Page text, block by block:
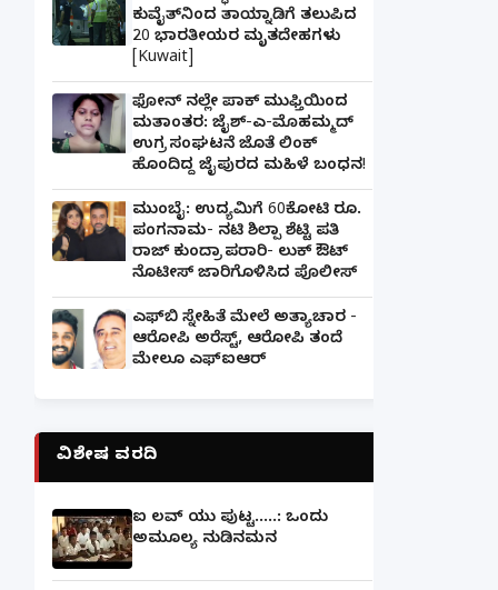
ಕುವೈತ್‌ನಿಂದ ತಾಯ್ನಾಡಿಗೆ ತಲುಪಿದ
20 ಭಾರತೀಯರ ಮೃತದೇಹಗಳು
[Kuwait]
ಫೋನ್ ನಲ್ಲೇ ಪಾಕ್ ಮುಫ್ತಿಯಿಂದ
ಮತಾಂತರ: ಜೈಶ್-ಎ-ಮೊಹಮ್ಮದ್
ಉಗ್ರ ಸಂಘಟನೆ ಜೊತೆ ಲಿಂಕ್
ಹೊಂದಿದ್ದ ಜೈಪುರದ ಮಹಿಳೆ ಬಂಧನ!
ಮುಂಬೈ: ಉದ್ಯಮಿಗೆ 60ಕೋಟಿ ರೂ.
ಪಂಗನಾಮ- ನಟಿ ಶಿಲ್ಪಾ ಶೆಟ್ಟಿ ಪತಿ
ರಾಜ್ ಕುಂದ್ರಾ ಪರಾರಿ- ಲುಕ್ ಔಟ್
ನೊಟೀಸ್ ಜಾರಿಗೊಳಿಸಿದ ಪೊಲೀಸ್
ಎಫ್‌ಬಿ ಸ್ನೇಹಿತೆ ಮೇಲೆ ಅತ್ಯಾಚಾರ -
ಆರೋಪಿ ಅರೆಸ್ಟ್, ಆರೋಪಿ ತಂದೆ
ಮೇಲೂ ಎಫ್ಐಆರ್
ವಿಶೇಷ ವರದಿ
ಐ ಲವ್ ಯು ಪುಟ್ಟ.....: ಒಂದು
ಅಮೂಲ್ಯ ನುಡಿನಮನ